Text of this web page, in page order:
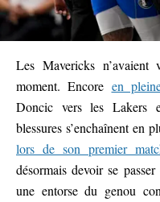
Les Mavericks
moment. Encore en
Doncic vers les Lakers
blessures s’enchaînent en
lors de son premier
désormais devoir se
une entorse du genou